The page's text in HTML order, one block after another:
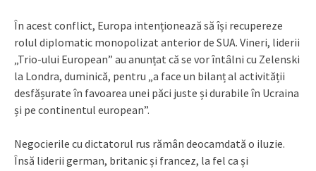
În acest conflict, Europa intenționează să își recupereze
rolul diplomatic monopolizat anterior de SUA. Vineri, liderii
„Trio-ului European” au anunțat că se vor întâlni cu Zelenski
la Londra, duminică, pentru „a face un bilanț al activității
desfășurate în favoarea unei păci juste și durabile în Ucraina
și pe continentul european”.
Negocierile cu dictatorul rus rămân deocamdată o iluzie.
Însă liderii german, britanic și francez, la fel ca și